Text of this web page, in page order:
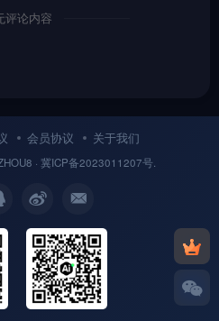
评论内容
会员协议 关于我们
· 冀ICP备2023011207号.